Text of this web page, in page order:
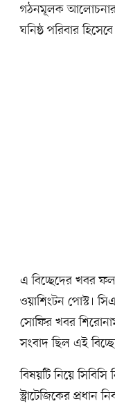
গঠনমূলক আলোচনার
ঘনিষ্ঠ পরিবার
এ বিচ্ছেদের খবর
ওয়াশিংটন পোস্ট।
সোফির খবর
সংবাদ ছিল এই
বিষয়টি নিয়ে
স্ট্রাটেজিকের প্রধান